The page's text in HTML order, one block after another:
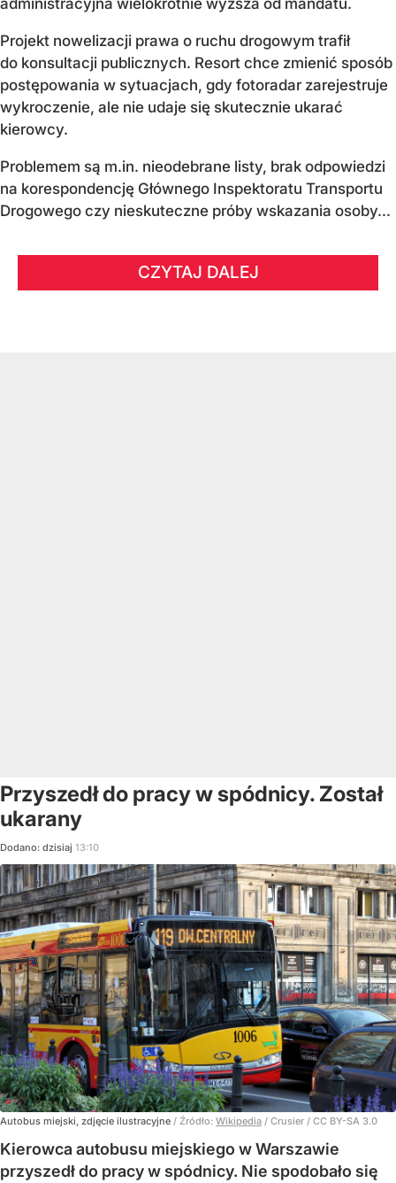
Projekt nowelizacji prawa o ruchu drogowym trafił
do konsultacji publicznych. Resort chce zmienić sposób
postępowania w sytuacjach, gdy fotoradar zarejestruje
wykroczenie, ale nie udaje się skutecznie ukarać
kierowcy.
Problemem są m.in. nieodebrane listy, brak odpowiedzi
na korespondencję Głównego Inspektoratu Transportu
Drogowego czy nieskuteczne próby wskazania osoby...
CZYTAJ DALEJ
Przyszedł do pracy w spódnicy. Został
ukarany
Dodano: dzisiaj 13:10
Autobus miejski, zdjęcie ilustracyjne / Źródło: Wikipedia / Crusier / CC BY-SA 3.0
Kierowca autobusu miejskiego w Warszawie
przyszedł do pracy w spódnicy. Nie spodobało się